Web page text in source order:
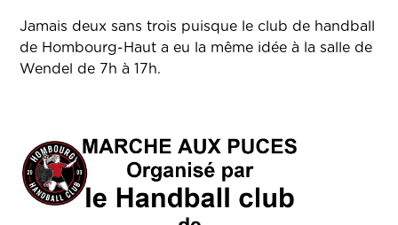
Jamais deux sans trois puisque le club de handball
de Hombourg-Haut a eu la même idée à la salle de
Wendel de 7h à 17h.